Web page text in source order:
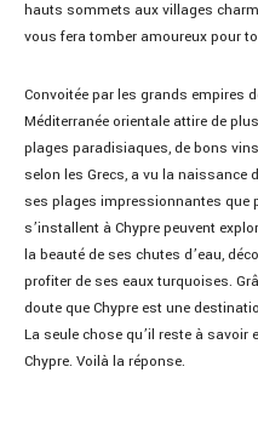
hauts sommets aux villages
vous fera tomber amoureux pour
Convoitée par les grands empires
Méditerranée orientale attire de
plages paradisiaques, de bons
selon les Grecs, a vu la naissance
ses plages impressionnantes que
s’installent à Chypre peuvent
la beauté de ses chutes d’eau,
profiter de ses eaux turquoises.
doute que Chypre est une
La seule chose qu’il reste à savoir
Chypre. Voilà la réponse.